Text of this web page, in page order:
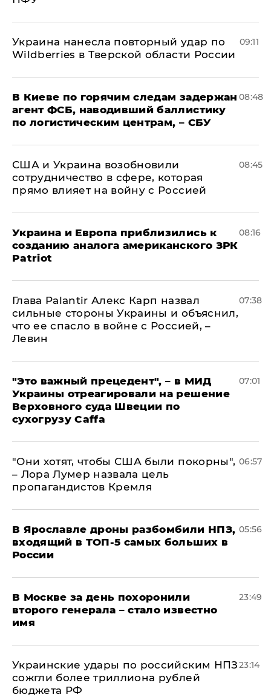
Украина нанесла повторный удар по
Wildberries в Тверской области России
09:11
В Киеве по горячим следам задержан
агент ФСБ, наводивший баллистику
по логистическим центрам, – СБУ
08:48
США и Украина возобновили
сотрудничество в сфере, которая
прямо влияет на войну с Россией
08:45
Украина и Европа приблизились к
созданию аналога американского ЗРК
Patriot
08:16
Глава Palantir Алекс Карп назвал
сильные стороны Украины и объяснил,
что ее спасло в войне с Россией, –
Левин
07:38
"Это важный прецедент", – в МИД
Украины отреагировали на решение
Верховного суда Швеции по
сухогрузу Caffa
07:01
"Они хотят, чтобы США были покорны",
– Лора Лумер назвала цель
пропагандистов Кремля
06:57
В Ярославле дроны разбомбили НПЗ,
входящий в ТОП-5 самых больших в
России
05:56
В Москве за день похоронили
второго генерала – стало известно
имя
23:49
Украинские удары по российским НПЗ
сожгли более триллиона рублей
бюджета РФ
23:14